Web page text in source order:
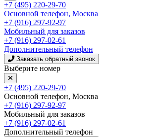
+7 (495) 220-29-70
Основной телефон, Москва
+7 (916) 297-92-97
Мобильный для заказов
+7 (916) 297-02-61
Дополнительный телефон
Заказать обратный звонок
Выберите номер
+7 (495) 220-29-70
Основной телефон, Москва
+7 (916) 297-92-97
Мобильный для заказов
+7 (916) 297-02-61
Дополнительный телефон